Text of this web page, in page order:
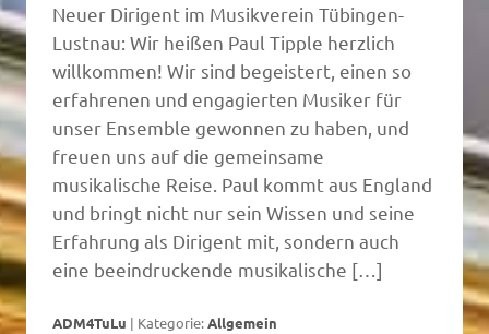
Neuer Dirigent im Musikverein Tübingen-
Lustnau: Wir heißen Paul Tipple herzlich
willkommen! Wir sind begeistert, einen so
erfahrenen und engagierten Musiker für
unser Ensemble gewonnen zu haben, und
freuen uns auf die gemeinsame
musikalische Reise. Paul kommt aus England
und bringt nicht nur sein Wissen und seine
Erfahrung als Dirigent mit, sondern auch
eine beeindruckende musikalische […]
ADM4TuLu | Kategorie:Allgemein